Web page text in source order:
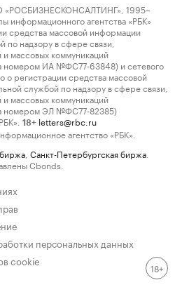
1995–
информационного агентства «РБК»
средства массовой информации
по надзору в сфере связи,
массовых коммуникаций
номером ИА №ФС77-63848) и сетевого
о регистрации средства массовой
службой по надзору в сфере связи,
массовых коммуникаций
номером ЭЛ №ФС77-82385)
18+ letters@rbc.ru
агентство «РБК».
Санкт-Петербургская биржа
Cbonds.
персональных данных
cookie
18+